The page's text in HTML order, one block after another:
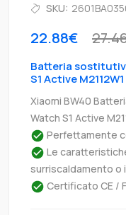
SKU:
22.88€
Batteria
S1 Active M2112W1
Xiaomi BW40
Watch S1 Active
Perfettamente
Le
surriscaldamento o
Certificato CE /